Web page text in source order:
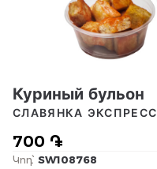
Куриный бульон
700 ֏
СЛАВЯНКА ЭКСПРЕСС
Կոդ՝ SW108768